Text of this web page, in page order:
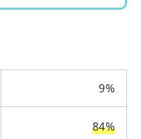
9%
84%